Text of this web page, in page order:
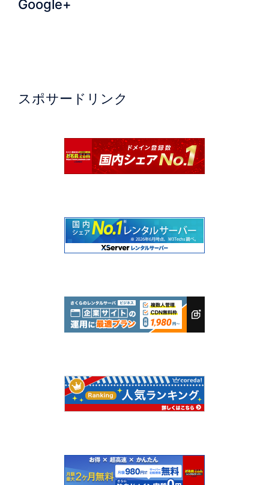
Google+
スポサードリンク